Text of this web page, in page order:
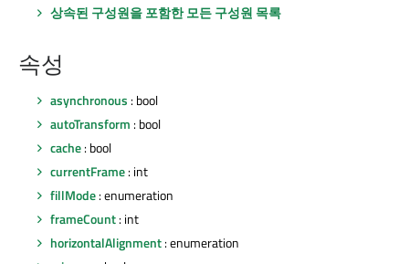
상속된 구성원을 포함한 모든 구성원 목록
속성
asynchronous : bool
autoTransform : bool
cache: bool
currentFrame: int
fillMode: enumeration
frameCount: int
horizontalAlignment: enumeration